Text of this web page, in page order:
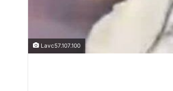
Lavc57.107.100